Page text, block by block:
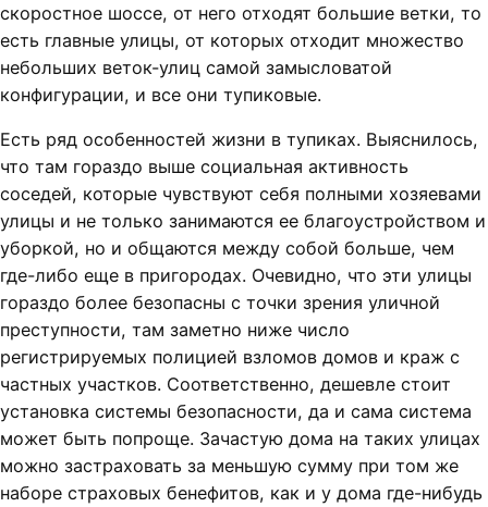
скоростное шоссе, от него отходят большие ветки, то
есть главные улицы, от которых отходит множество
небольших веток-улиц самой замысловатой
конфигурации, и все они тупиковые.
Есть ряд особенностей жизни в тупиках. Выяснилось,
что там гораздо выше социальная активность
соседей, которые чувствуют себя полными хозяевами
улицы и не только занимаются ее благоустройством и
уборкой, но и общаются между собой больше, чем
где-либо еще в пригородах. Очевидно, что эти улицы
гораздо более безопасны с точки зрения уличной
преступности, там заметно ниже число
регистрируемых полицией взломов домов и краж с
частных участков. Соответственно, дешевле стоит
установка системы безопасности, да и сама система
может быть попроще. Зачастую дома на таких улицах
можно застраховать за меньшую сумму при том же
наборе страховых бенефитов, как и у дома где-нибудь